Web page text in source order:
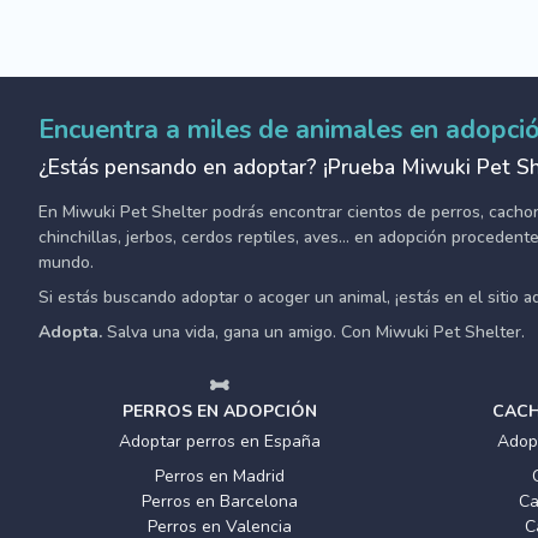
Encuentra a miles de animales en
¿Estás pensando en adoptar? ¡Prueba Miwuki Pet
En Miwuki Pet Shelter podrás encontrar cientos de perros,
chinchillas, jerbos, cerdos reptiles, aves... en adopción
mundo.
Si estás buscando adoptar o acoger un animal, ¡estás en el sitio
Adopta. Salva una vida, gana un amigo. Con Miwuki Pet Shelter.
PERROS EN ADOPCIÓN
Adoptar perros en España
Perros en Madrid
Perros en Barcelona
Perros en Valencia